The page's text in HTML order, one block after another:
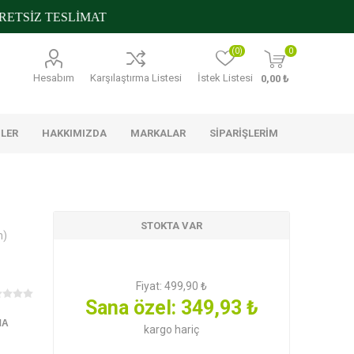
TESLİMAT
Hesabım Karşılaştırma Listesi İstek Listesi
(0) 0
0,00 ₺
Glutensiz
Konserveler ve Mezeler
Banyo Ürünleri
HAKKIMIZDA MARKALAR SIPARIŞLERIM
STOKTA VAR
Fiyat: 499,90 ₺
Sana özel: 349,93 ₺
kargo hariç